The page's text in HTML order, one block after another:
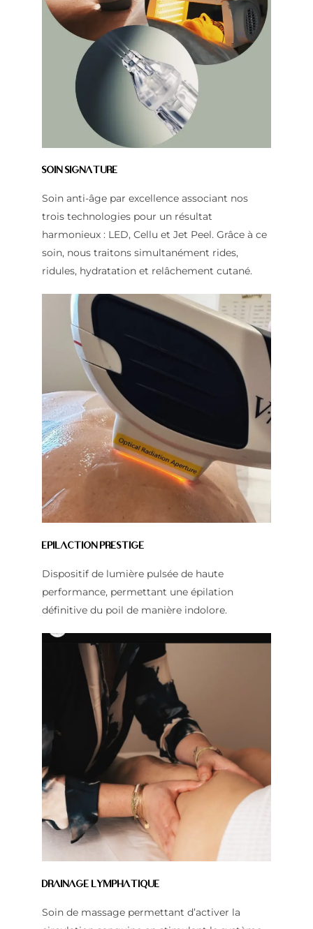
Soin Signature
Soin anti-âge par excellence associant nos
trois technologies pour un résultat
harmonieux : LED, Cellu et Jet Peel. Grâce à ce
soin, nous traitons simultanément rides,
ridules, hydratation et relâchement cutané.
EpilAction Prestige
Dispositif de lumière pulsée de haute
performance, permettant une épilation
définitive du poil de manière indolore.
Drainage lymphatique
Soin de massage permettant d’activer la